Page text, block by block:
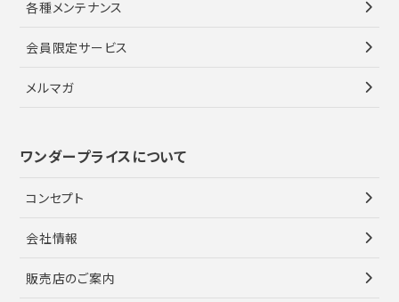
各種メンテナンス
会員限定サービス
メルマガ
ワンダープライスについて
コンセプト
会社情報
販売店のご案内